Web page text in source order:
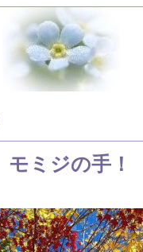
モミジの手！